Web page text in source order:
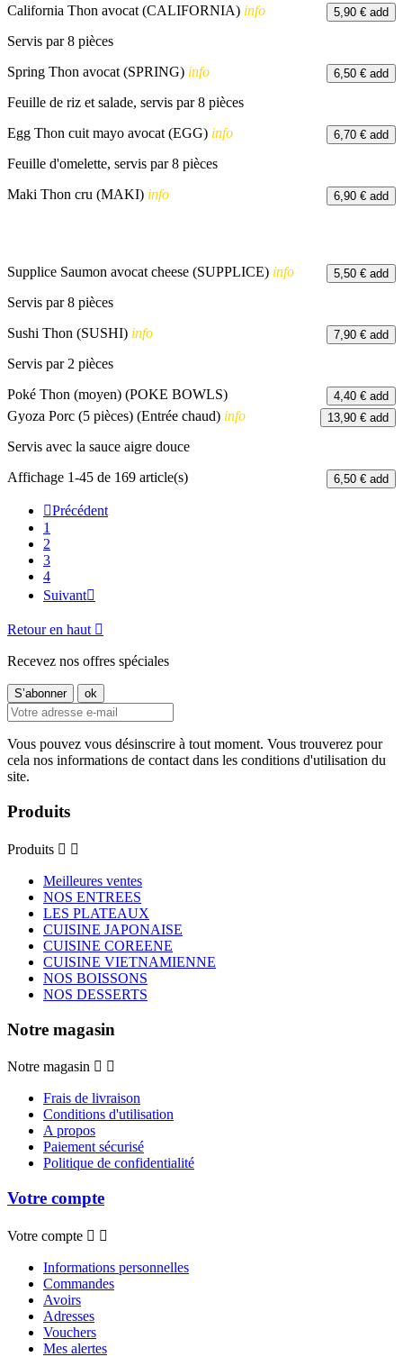
5,90 € add
California Thon avocat (CALIFORNIA) info
Servis par 8 pièces
6,50 € add
Spring Thon avocat (SPRING) info
Feuille de riz et salade, servis par 8 pièces
6,70 € add
Egg Thon cuit mayo avocat (EGG) info
Feuille d'omelette, servis par 8 pièces
6,90 € add
Maki Thon cru (MAKI) info
5,50 € add
Supplice Saumon avocat cheese (SUPPLICE) info
Servis par 8 pièces
7,90 € add
Sushi Thon (SUSHI) info
Servis par 2 pièces
4,40 € add
Poké Thon (moyen) (POKE BOWLS)
13,90 € add
Gyoza Porc (5 pièces) (Entrée chaud) info
Servis avec la sauce aigre douce
6,50 € add
Affichage 1-45 de 169 article(s)
Précédent
1
2
3
4
Suivant
Retour en haut 
Recevez nos offres spéciales
Vous pouvez vous désinscrire à tout moment. Vous trouverez pour
cela nos informations de contact dans les conditions d'utilisation du
site.
Produits
Produits  
Meilleures ventes
NOS ENTREES
LES PLATEAUX
CUISINE JAPONAISE
CUISINE COREENE
CUISINE VIETNAMIENNE
NOS BOISSONS
NOS DESSERTS
Notre magasin
Notre magasin  
Frais de livraison
Conditions d'utilisation
A propos
Paiement sécurisé
Politique de confidentialité
Votre compte
Votre compte  
Informations personnelles
Commandes
Avoirs
Adresses
Vouchers
Mes alertes